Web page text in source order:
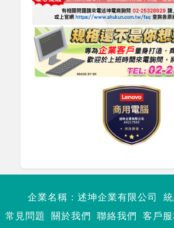
企業名稱：述坤企業有限公司 統
常見問題
關於我們 聯絡我們 客戶服